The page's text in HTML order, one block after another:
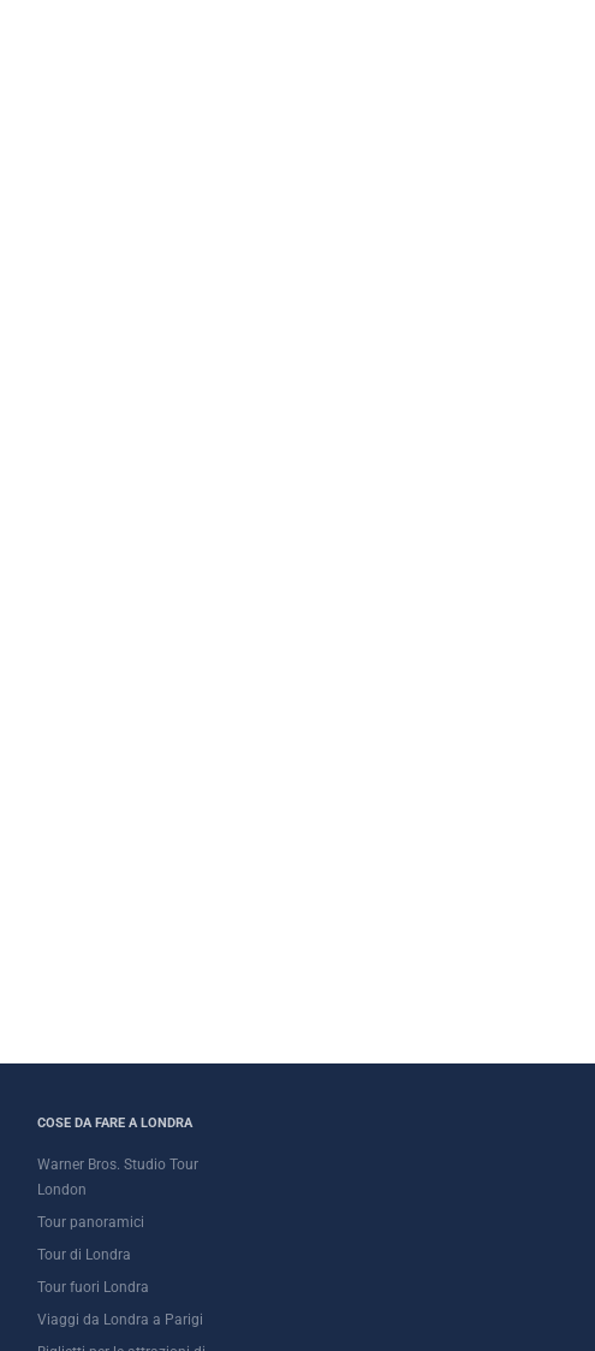
COSE DA FARE A LONDRA
Warner Bros. Studio Tour
London
Tour panoramici
Tour di Londra
Tour fuori Londra
Viaggi da Londra a Parigi